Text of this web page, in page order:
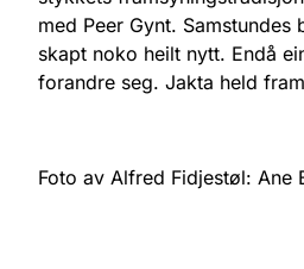
med Peer Gynt.
skapt noko heilt nytt. Endå
forandre seg. Jakta held
Foto av Alfred Fidjestøl: Ane